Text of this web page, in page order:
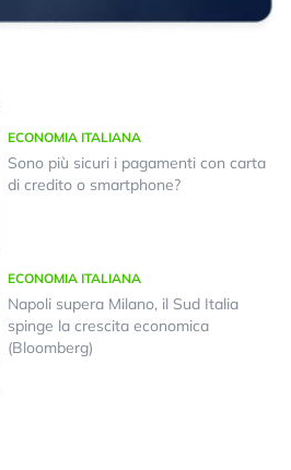
ECONOMIA ITALIANA
Sono più sicuri i pagamenti con carta
di credito o smartphone?
ECONOMIA ITALIANA
Napoli supera Milano, il Sud Italia
spinge la crescita economica
(Bloomberg)